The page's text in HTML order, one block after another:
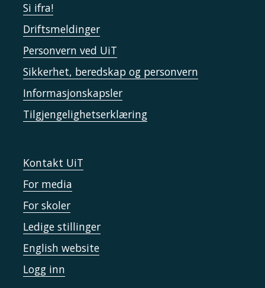
Si ifra!
Driftsmeldinger
Personvern ved UiT
Sikkerhet, beredskap og personvern
Informasjonskapsler
Tilgjengelighetserklæring
Kontakt UiT
For media
For skoler
Ledige stillinger
English website
Logg inn